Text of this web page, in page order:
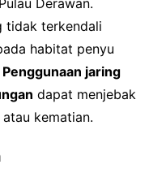
Derawan.
tidak terkendali
habitat penyu
Penggunaan jaring
dapat menjebak
kematian.